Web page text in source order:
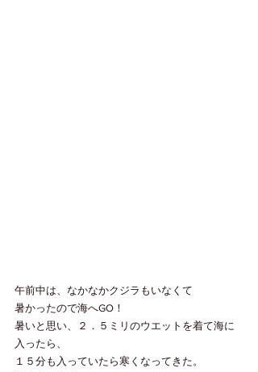
午前中は、なかなかクジラもいなくて
暑かったので海へGO！
暑いと思い、２．５ミリのウエットを着て海に
入ったら、
１５分も入っていたら寒くなってきた。